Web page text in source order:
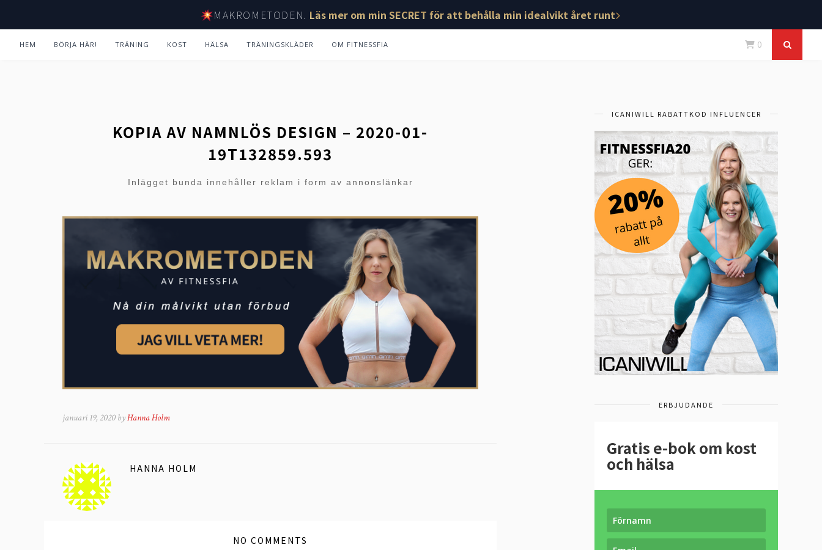
MAKROMETODEN. Läs mer om min SECRET för att behålla min idealvikt året runt
HEM BÖRJA HÄR! TRÄNING KOST HÄLSA TRÄNINGSKLÄDER OM FITNESSFIA 0
KOPIA AV NAMNLÖS DESIGN – 2020-01-
19T132859.593
Inlägget bunda innehåller reklam i form av annonslänkar
januari 19, 2020 byHanna Holm
HANNA HOLM
NO COMMENTS
ICANIWILL RABATTKOD INFLUENCER
ERBJUDANDE
Gratis e-bok om kost
och hälsa